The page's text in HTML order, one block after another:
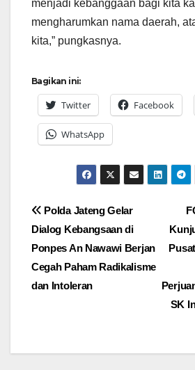
menjadi kebanggaan bagi kita
mengharumkan nama daerah,
kita,” pungkasnya.
Bagikan ini:
Twitter Facebook
WhatsApp
Navigasi
pos
SK
Polda Jateng Gelar
Dialog Kebangsaan di
Ponpes An Nawawi Berjan
Cegah Paham Radikalisme
dan Intoleran